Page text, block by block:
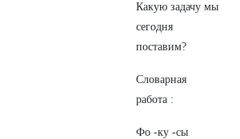
Какую задачу мы
сегодня
поставим?
Словарная
работа :
Фо -ку -сы